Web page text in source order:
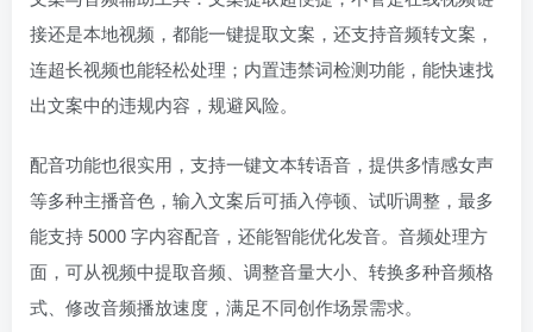
接还是本地视频，都能一键提取文案，还支持音频转文案，
连超长视频也能轻松处理；内置违禁词检测功能，能快速找
出文案中的违规内容，规避风险。
配音功能也很实用，支持一键文本转语音，提供多情感女声
等多种主播音色，输入文案后可插入停顿、试听调整，最多
能支持 5000 字内容配音，还能智能优化发音。音频处理方
面，可从视频中提取音频、调整音量大小、转换多种音频格
式、修改音频播放速度，满足不同创作场景需求。